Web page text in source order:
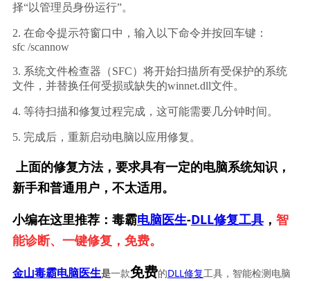
择“以管理员身份运行”。
2. 在命令提示符窗口中，输入以下命令并按回车键：
sfc /scannow
3. 系统文件检查器（SFC）将开始扫描所有受保护的系统
文件，并替换任何受损或缺失的winnet.dll文件。
4. 等待扫描和修复过程完成，这可能需要几分钟时间。
5. 完成后，重新启动电脑以应用修复。
上面的修复方法，要求具有一定的电脑系统知识，
新手和普通用户，不太适用。
小编在这里推荐：毒霸电脑医生-DLL修复工具， 智
能诊断、一键修复，免费。
金山毒霸电脑医生是一款免费的DLL修复工具，智能检测电脑